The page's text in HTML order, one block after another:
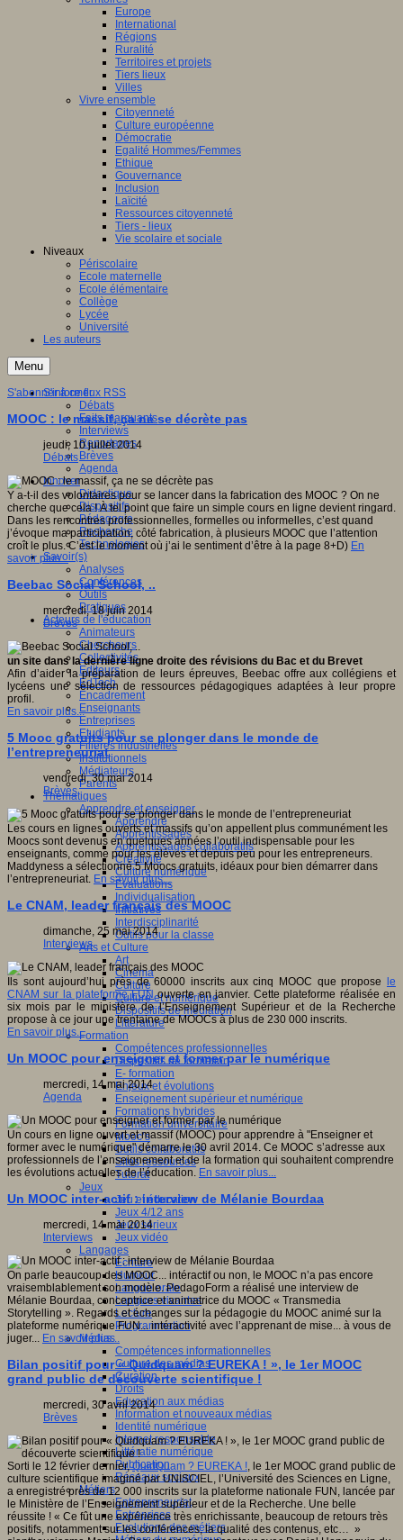
Europe
International
Régions
Ruralité
Territoires et projets
Tiers lieux
Villes
Vivre ensemble
Citoyenneté
Culture européenne
Démocratie
Egalité Hommes/Femmes
Ethique
Gouvernance
Inclusion
Laïcité
Ressources citoyenneté
Tiers - lieux
Vie scolaire et sociale
Niveaux
Périscolaire
Ecole maternelle
Ecole élémentaire
Collège
Lycée
Université
Les auteurs
Menu
S'informer
Débats
Faits marquants
Interviews
Reportages
Brèves
Agenda
Innover
Didactique
Dispositifs
Pédagogie
Recherche
Technologies
Savoir(s)
Analyses
Conférences
Outils
Pratiques
Acteurs de l'éducation
Animateurs
Chercheurs
Collectivités
Editeurs
EdTech
Encadrement
Enseignants
Entreprises
Etudiants
Filières industrielles
Institutionnels
Médiateurs
Parents
Thématiques
Apprendre et enseigner
Apprendre
Apprentissages
Apprentissages collaboratifs
Créativité
Culture numérique
Evaluations
Individualisation
Initiatives
Interdisciplinarité
Outils pour la classe
Arts et Culture
Art
Cinéma
Culture
Culture et numérique
Dispositifs de médiation
Littérature
Formation
Compétences professionnelles
Dispositifs de formation
E- formation
Enjeux et évolutions
Enseignement supérieur et numérique
Formations hybrides
Formation universitaire
Mooc’s
Outils collaboratifs
Sites ressources
Tutorat
Jeux
Jeu et éducation
Jeux 4/12 ans
Jeux sérieux
Jeux vidéo
Langages
Ecriture
Humour
Langue orale
Langues vivantes
Lecture
Programmation
Médias
Compétences informationnelles
Culture des médias
Curation
Droits
Education aux médias
Information et nouveaux médias
Identité numérique
Internet responsable
Littératie numérique
Publication
Réseaux sociaux
Métiers
Entrepreneuriat
Entreprises
Evolutions des métiers
S'abonner à ce flux RSS
MOOC : le massif, ça ne se décrète pas
jeudi, 10 juillet 2014
Débats
Y a-t-il des volontaires pour se lancer dans la fabrication des MOOC ? On ne
cherche que cela ! À tel point que faire un simple cours en ligne devient ringard.
Dans les rencontres professionnelles, formelles ou informelles, c’est quand
j’évoque ma participation, côté fabrication, à plusieurs MOOC que l’attention
croît le plus. C’est le moment où j’ai le sentiment d’être à la page 8+D) En
savoir plus...
Beebac Social School, ..
mercredi, 18 juin 2014
Brèves
un site dans la dernière ligne droite des révisions du Bac et du Brevet
Afin d’aider la préparation de leurs épreuves, Beebac offre aux collégiens et
lycéens une sélection de ressources pédagogiques adaptées à leur propre
profil.
En savoir plus...
5 Mooc gratuits pour se plonger dans le monde de
l’entrepreneuriat
vendredi, 30 mai 2014
Brèves
Les cours en lignes ouverts et massifs qu’on appellent plus communément les
Moocs sont devenus en quelques années l’outil indispensable pour les
enseignants, comme pour les élèves et depuis peu pour les entrepreneurs.
Maddyness a sélectionné 5 Moocs gratuits, idéaux pour bien démarrer dans
l’entrepreneuriat. En savoir plus...
Le CNAM, leader français des MOOC
dimanche, 25 mai 2014
Interviews
Ils sont aujourd’hui près de 60000 inscrits aux cinq MOOC que propose
le
CNAM sur la plateforme FUNouverte en janvier. Cette plateforme réalisée en
six mois par le ministère de l’Enseignement Supérieur et de la Recherche
propose à ce jour une trentaine de MOOCs à plus de 230 000 inscrits.
En savoir plus...
Un MOOC pour enseigner et former par le numérique
mercredi, 14 mai 2014
Agenda
Un cours en ligne ouvert et massif (MOOC) pour apprendre à "Enseigner et
former avec le numérique" démarre le 30 avril 2014. Ce MOOC s’adresse aux
professionnels de l’enseignement et de la formation qui souhaitent comprendre
les évolutions actuelles de l’éducation. En savoir plus...
Un MOOC inter-actif : interview de Mélanie Bourdaa
mercredi, 14 mai 2014
Interviews
On parle beaucoup des MOOC... intéractif ou non, le MOOC n’a pas encore
vraisemblablement son modèle. PedagoForm a réalisé une interview de
Mélanie Bourdaa, conceptrice et animatrice du MOOC « Transmedia
Storytelling ». Regards et échanges sur la pédagogie du MOOC animé sur la
plateforme numérique FUN... intéractivité avec l’apprenant de mise... à vous de
juger... En savoir plus...
Bilan positif pour « Quidquam ? EUREKA ! », le 1er MOOC
grand public de découverte scientifique !
mercredi, 30 avril 2014
Brèves
Sorti le 12 février dernier,QuidQuam ? EUREKA !, le 1er MOOC grand public de
culture scientifique imaginé par UNISCIEL, l’Université des Sciences en Ligne,
a enregistré près de 12 000 inscrits sur la plateforme nationale FUN, lancée par
le Ministère de l’Enseignement supérieur et de la Recherche. Une belle
réussite ! « Ce fût une expérience très enrichissante, beaucoup de retours très
positifs, notamment sur les conférences, la qualité des contenus, etc… »